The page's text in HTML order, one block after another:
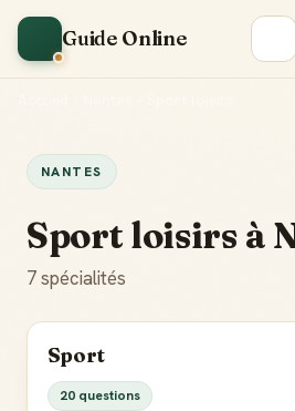
Guide Online
NANTES
Sport loisirs à
7 spécialités
Sport
20 questions